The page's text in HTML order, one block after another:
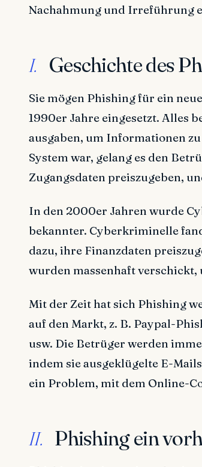
Nachahmung und Irreführung
I. Geschichte des
Sie mögen Phishing für ein
1990er Jahre eingesetzt. Alles
ausgaben, um Informationen zu
System war, gelang es den
Zugangsdaten preiszugeben,
In den 2000er Jahren wurde
bekannter. Cyberkriminelle
dazu, ihre Finanzdaten
wurden massenhaft verschickt,
Mit der Zeit hat sich Phishing
auf den Markt, z. B. Paypal-
usw. Die Betrüger werden
indem sie ausgeklügelte E-
ein Problem, mit dem Online-
II. Phishing ein